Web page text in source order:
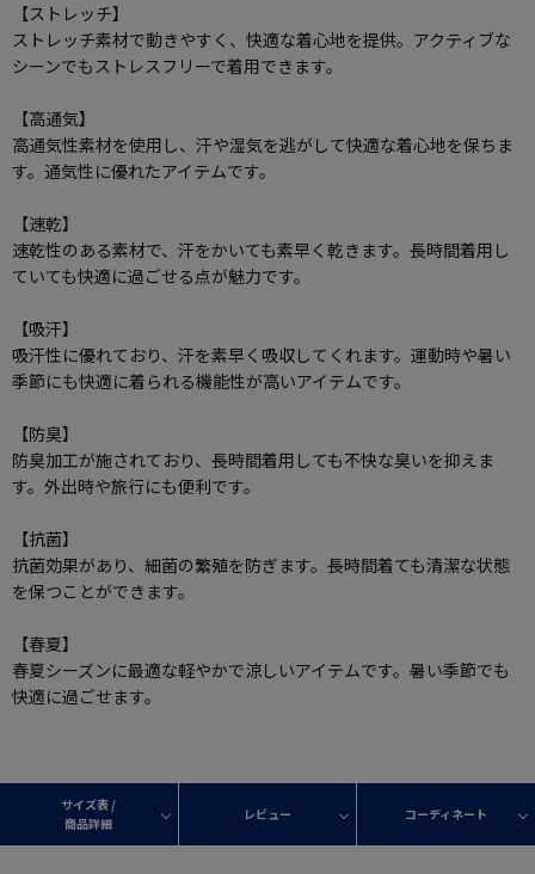
【ストレッチ】
ストレッチ素材で動きやすく、快適な着心地を提供。アクティブな
シーンでもストレスフリーで着用できます。
【高通気】
高通気性素材を使用し、汗や湿気を逃がして快適な着心地を保ちま
す。通気性に優れたアイテムです。
【速乾】
速乾性のある素材で、汗をかいても素早く乾きます。長時間着用し
ていても快適に過ごせる点が魅力です。
【吸汗】
吸汗性に優れており、汗を素早く吸収してくれます。運動時や暑い
季節にも快適に着られる機能性が高いアイテムです。
【防臭】
防臭加工が施されており、長時間着用しても不快な臭いを抑えま
す。外出時や旅行にも便利です。
【抗菌】
抗菌効果があり、細菌の繁殖を防ぎます。長時間着ても清潔な状態
を保つことができます。
【春夏】
春夏シーズンに最適な軽やかで涼しいアイテムです。暑い季節でも
快適に過ごせます。
サイズ表 /
商品詳細
レビュー コーディネート